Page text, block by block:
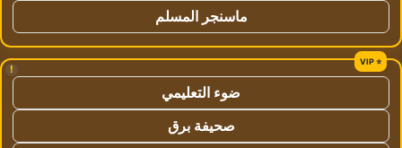
ماسنجر المسلم
!
ضوء التعليمي
صحيفة برق